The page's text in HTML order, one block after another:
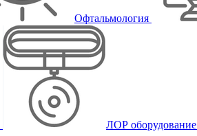
Офтальмология
ЛОР оборудование